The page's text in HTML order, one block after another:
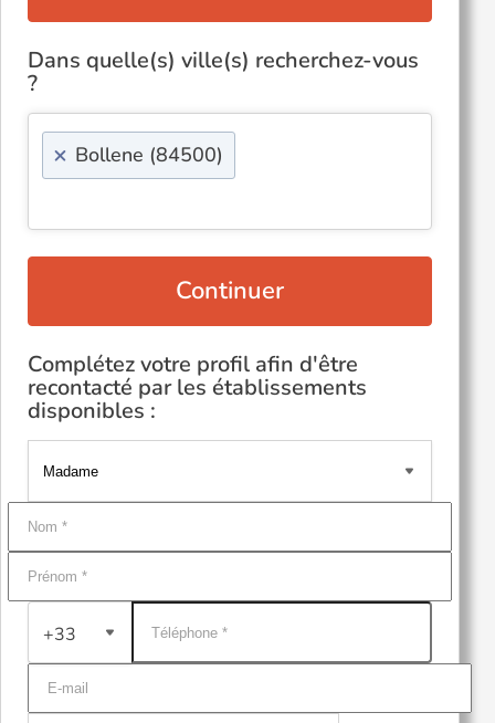
Dans quelle(s) ville(s) recherchez-vous
?
× Bollene (84500)
Continuer
Complétez votre profil afin d'être
recontacté par les établissements
disponibles :
+33